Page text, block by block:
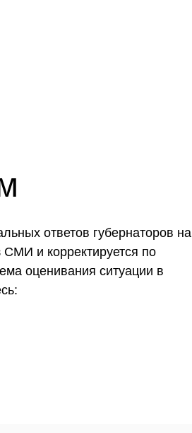
ответов губернаторов на
и корректируется по
оценивания ситуации в